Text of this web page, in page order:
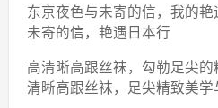
东京夜色与未寄的信，我的
未寄的信，艳遇日本行
高清晰高跟丝袜，勾勒足尖
清晰高跟丝袜，足尖精致美学